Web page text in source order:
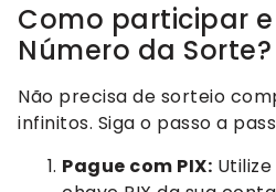
Como participar
Número da Sorte?
Não precisa de sorteio
infinitos. Siga o passo a
Pague com PIX: